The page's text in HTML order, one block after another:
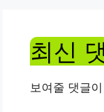
최신
보여줄 댓글